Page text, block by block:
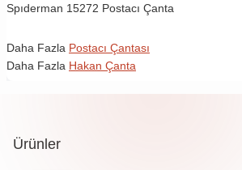
Spıderman 15272 Postacı Çanta
Daha Fazla Postacı Çantası
Daha Fazla Hakan Çanta
Ürünler